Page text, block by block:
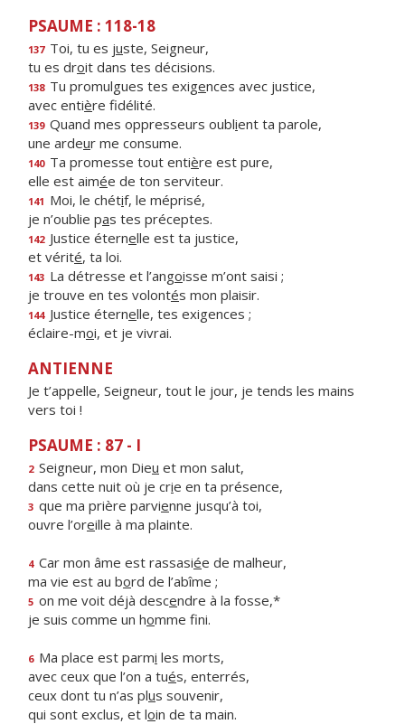
PSAUME : 118-18
137 Toi, tu es juste, Seigneur,
tu es droit dans tes décisions.
138 Tu promulgues tes exigences avec justice,
avec entière fidélité.
139 Quand mes oppresseurs oublient ta parole,
une ardeur me consume.
140 Ta promesse tout entière est pure,
elle est aimée de ton serviteur.
141 Moi, le chétif, le méprisé,
je n’oublie pas tes préceptes.
142 Justice éternelle est ta justice,
et vérité, ta loi.
143 La détresse et l’angoisse m’ont saisi ;
je trouve en tes volontés mon plaisir.
144 Justice éternelle, tes exigences ;
éclaire-moi, et je vivrai.
ANTIENNE
Je t’appelle, Seigneur, tout le jour, je tends les mains
vers toi !
PSAUME : 87 - I
2 Seigneur, mon Dieu et mon salut,
dans cette nuit où je crie en ta présence,
3 que ma prière parvienne jusqu’à toi,
ouvre l’oreille à ma plainte.
4 Car mon âme est rassasiée de malheur,
ma vie est au bord de l’abîme ;
5 on me voit déjà descendre à la fosse,*
je suis comme un homme fini.
6 Ma place est parmi les morts,
avec ceux que l’on a tués, enterrés,
ceux dont tu n’as plus souvenir,
qui sont exclus, et loin de ta main.